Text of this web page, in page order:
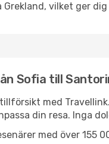
vilket ger
Sofia till
med
din resa. Inga
med över 155